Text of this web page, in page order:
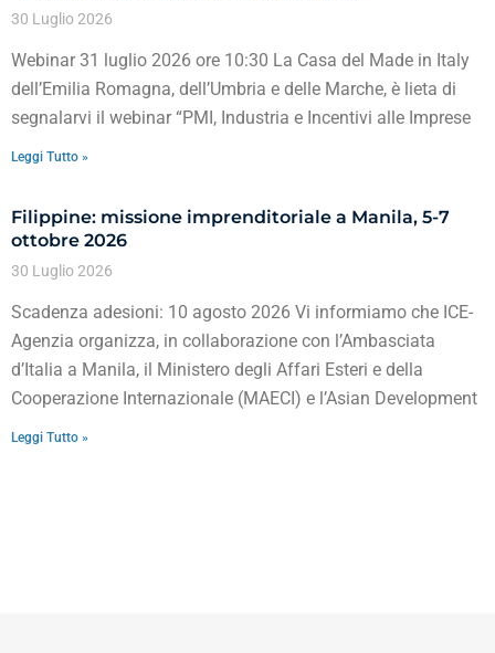
30 Luglio 2026
Webinar 31 luglio 2026 ore 10:30 La Casa del Made in Italy
dell’Emilia Romagna, dell’Umbria e delle Marche, è lieta di
segnalarvi il webinar “PMI, Industria e Incentivi alle Imprese
Leggi Tutto »
Filippine: missione imprenditoriale a Manila, 5-7
ottobre 2026
30 Luglio 2026
Scadenza adesioni: 10 agosto 2026 Vi informiamo che ICE-
Agenzia organizza, in collaborazione con l’Ambasciata
d’Italia a Manila, il Ministero degli Affari Esteri e della
Cooperazione Internazionale (MAECI) e l’Asian Development
Leggi Tutto »